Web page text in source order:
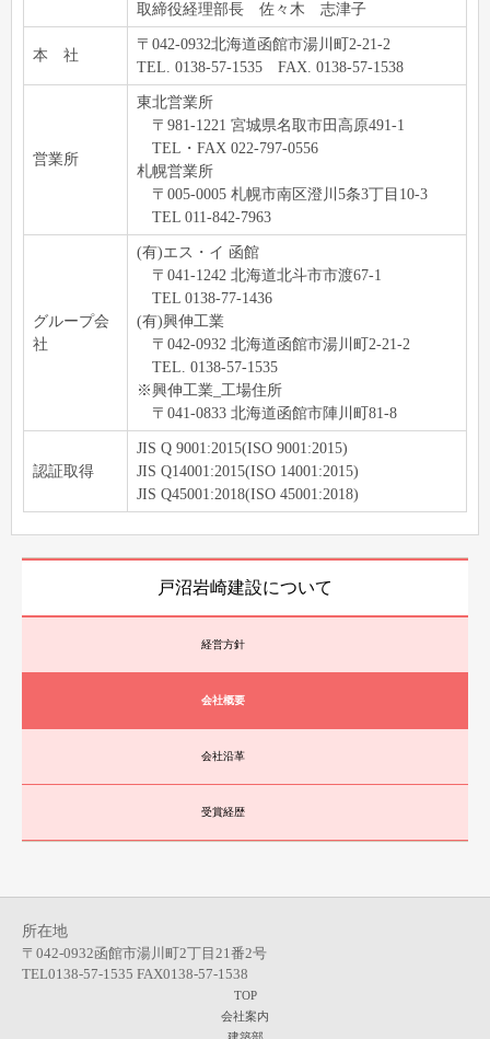
取締役経理部長 佐々木 志津子
本 社
〒042-0932北海道函館市湯川町2-21-2
TEL. 0138-57-1535 FAX. 0138-57-1538
営業所
東北営業所
〒981-1221 宮城県名取市田高原491-1
TEL・FAX 022-797-0556
札幌営業所
〒005-0005 札幌市南区澄川5条3丁目10-3
TEL 011-842-7963
グループ会
社
(有)エス・イ 函館
〒041-1242 北海道北斗市市渡67-1
TEL 0138-77-1436
(有)興伸工業
〒042-0932 北海道函館市湯川町2-21-2
TEL. 0138-57-1535
※興伸工業_工場住所
〒041-0833 北海道函館市陣川町81-8
認証取得
JIS Q 9001:2015(ISO 9001:2015)
JIS Q14001:2015(ISO 14001:2015)
JIS Q45001:2018(ISO 45001:2018)
戸沼岩崎建設について
経営方針
会社概要
会社沿革
受賞経歴
所在地
〒042-0932函館市湯川町2丁目21番2号
TEL0138-57-1535 FAX0138-57-1538
TOP
会社案内